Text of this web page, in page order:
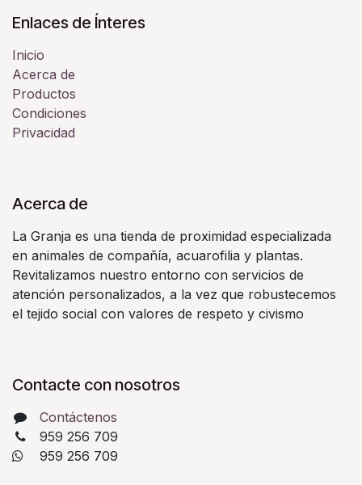
Enlaces de Ínteres
Inicio
Acerca de
Productos
Condiciones
Privacidad
Acerca de
La Granja es una tienda de proximidad especializada
en animales de compañía, acuarofilia y plantas.
Revitalizamos nuestro entorno con servicios de
atención personalizados, a la vez que robustecemos
el tejido social con valores de respeto y civismo
Contacte con nosotros
Contáctenos
959 256 709
​ 959 256 709